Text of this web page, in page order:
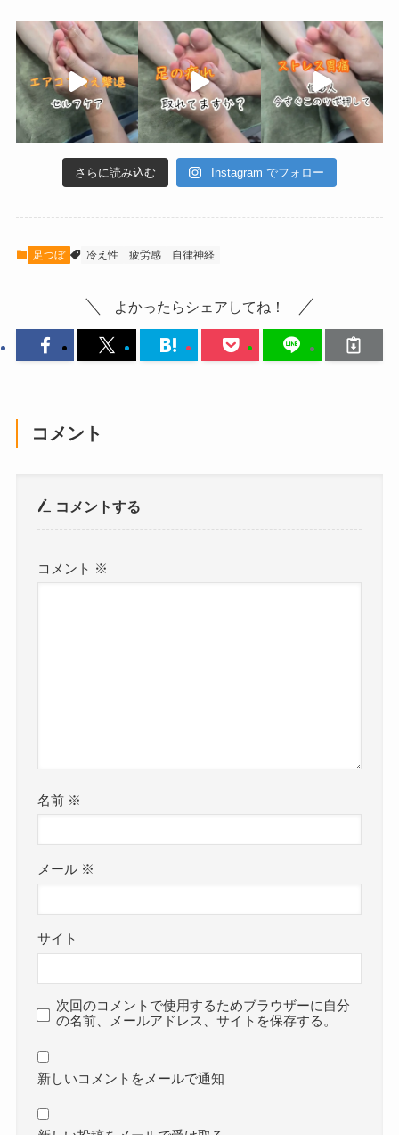
さらに読み込む Instagram でフォロー
足つぼ 冷え性 疲労感 自律神経
よかったらシェアしてね！
コメント
コメントする
コメント ※
名前 ※
メール ※
サイト
次回のコメントで使用するためブラウザーに自分
の名前、メールアドレス、サイトを保存する。
新しいコメントをメールで通知